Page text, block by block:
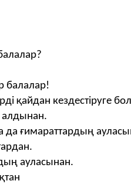
балалар!
қайдан кездестіруге
алдынан.
да ғимараттардың
ауласынан.